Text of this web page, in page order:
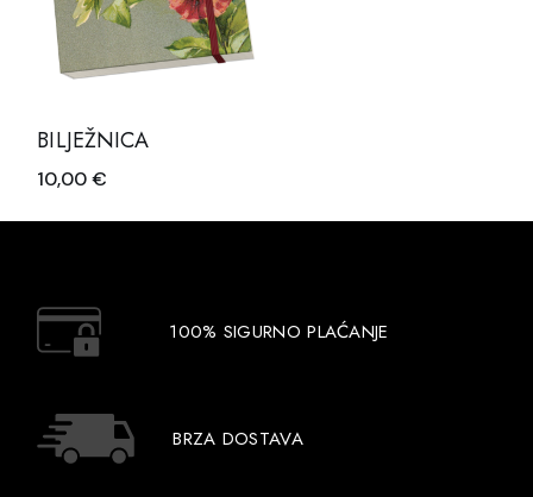
BILJEŽNICA
10,00€
100% SIGURNO PLAĆANJE
BRZA DOSTAVA